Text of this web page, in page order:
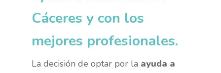
Cáceres y con los
mejores profesionales.
La decisión de optar por la ayuda a